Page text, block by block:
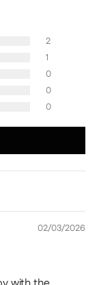
2
1
0
0
0
02/03/2026